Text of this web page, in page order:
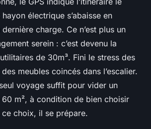
électrique s’abaisse en
charge. Ce n’est plus un
serein : c’est devenu la
de 30m³. Fini le stress des
meubles coincés dans l’escalier.
voyage suffit pour vider un
m², à condition de bien choisir
choix, il se prépare.